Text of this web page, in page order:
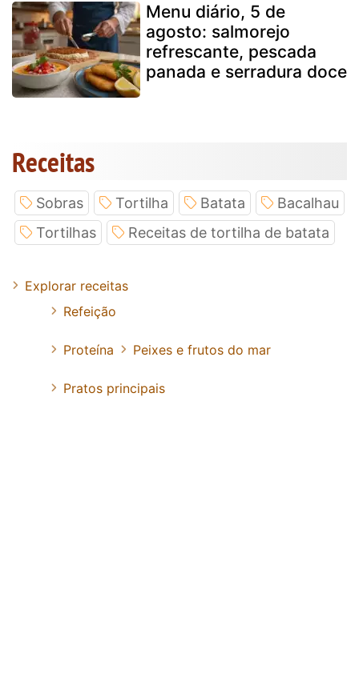
Menu diário, 5 de
agosto: salmorejo
refrescante, pescada
panada e serradura doce
Receitas
Sobras Tortilha Batata
Bacalhau
Tortilhas
Receitas de tortilha de batata
Explorar receitas
Refeição
Proteína Peixes e frutos do mar
Pratos principais